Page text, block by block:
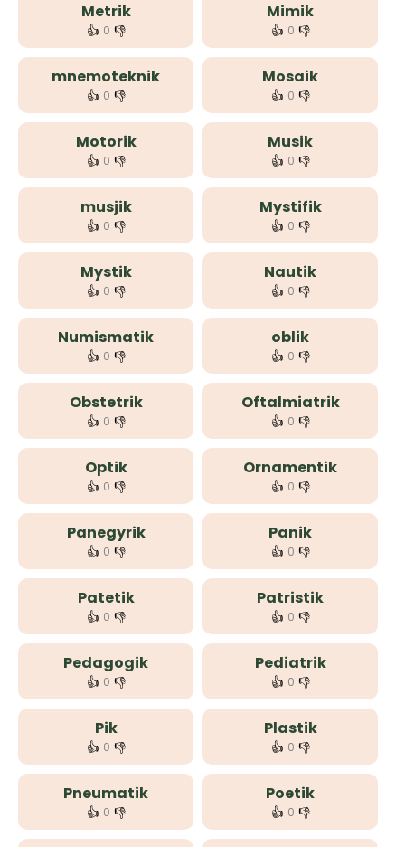
Metrik
👍 0 👎
Mimik
👍 0 👎
mnemoteknik
👍 0 👎
Mosaik
👍 0 👎
Motorik
👍 0 👎
Musik
👍 0 👎
musjik
👍 0 👎
Mystifik
👍 0 👎
Mystik
👍 0 👎
Nautik
👍 0 👎
Numismatik
👍 0 👎
oblik
👍 0 👎
Obstetrik
👍 0 👎
Oftalmiatrik
👍 0 👎
Optik
👍 0 👎
Ornamentik
👍 0 👎
Panegyrik
👍 0 👎
Panik
👍 0 👎
Patetik
👍 0 👎
Patristik
👍 0 👎
Pedagogik
👍 0 👎
Pediatrik
👍 0 👎
Pik
👍 0 👎
Plastik
👍 0 👎
Pneumatik
👍 0 👎
Poetik
👍 0 👎